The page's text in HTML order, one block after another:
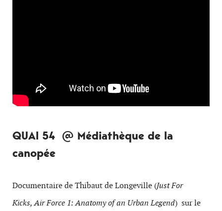
QUAI 54 @ Médiathèque de la
canopée
Documentaire de Thibaut de Longeville (Just For
Kicks, Air Force 1: Anatomy of an Urban Legend) sur le